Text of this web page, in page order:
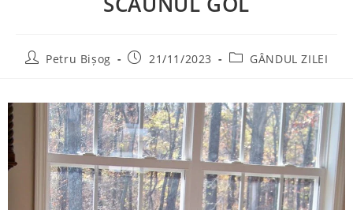
Petru Bișog 21/11/2023 GÂNDUL ZILEI